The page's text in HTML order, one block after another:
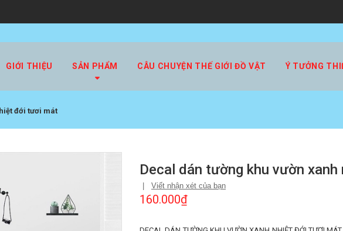
GIỚI THIỆU SẢN PHẨM CÂU CHUYỆN THẾ GIỚI ĐỒ VẬT Ý TƯỞNG
đới tươi mát
Decal dán tường khu vườn
Viết nhận xét của bạn
160.000₫